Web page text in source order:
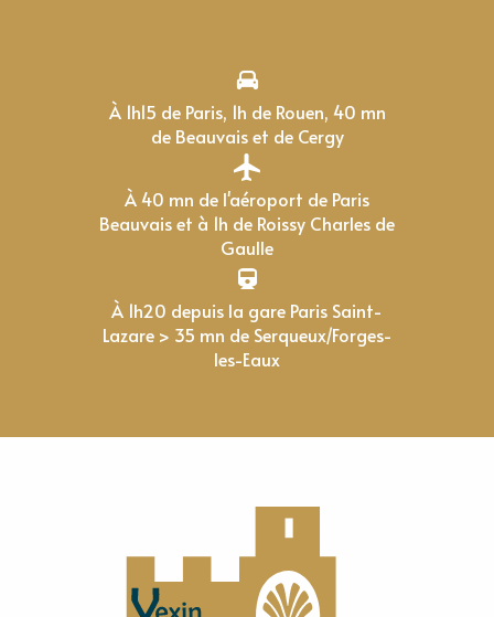
À 1h15 de Paris, 1h de Rouen, 40 mn
de Beauvais et de Cergy
À 40 mn de l'aéroport de Paris
Beauvais et à 1h de Roissy Charles de
Gaulle
À 1h20 depuis la gare Paris Saint-
Lazare > 35 mn de Serqueux/Forges-
les-Eaux